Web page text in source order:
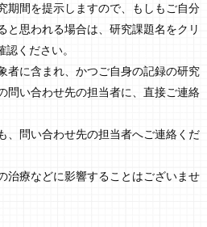
間を提示しますので、もしもご自分
と思われる場合は、研究課題名をクリ
認ください。
に含まれ、かつご自身の記録の研究
問い合わせ先の担当者に、直接ご連絡
問い合わせ先の担当者へご連絡くだ
療などに影響することはございませ